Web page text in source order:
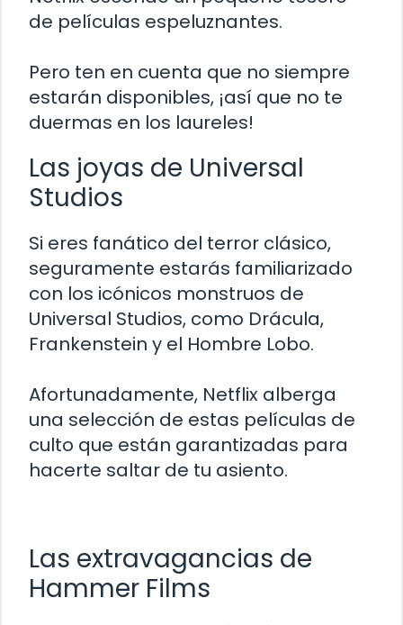
de películas espeluznantes.
Pero ten en cuenta que no siempre
estarán disponibles, ¡así que no te
duermas en los laureles!
Las joyas de Universal
Studios
Si eres fanático del terror clásico,
seguramente estarás familiarizado
con los icónicos monstruos de
Universal Studios, como Drácula,
Frankenstein y el Hombre Lobo.
Afortunadamente, Netflix alberga
una selección de estas películas de
culto que están garantizadas para
hacerte saltar de tu asiento.
Las extravagancias de
Hammer Films